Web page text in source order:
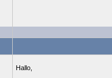
Hallo,